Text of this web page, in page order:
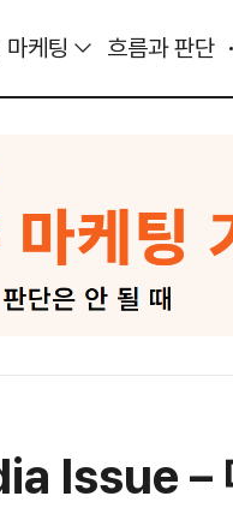
마케팅 흐름과 판단
Issue –